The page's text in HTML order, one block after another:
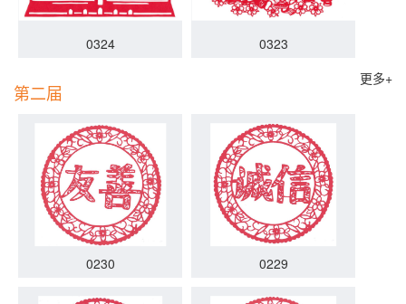
0324 0323
第二届
更多+
0230 0229